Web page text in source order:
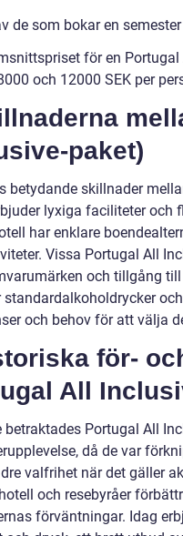
de som bokar en
för en
och 12000 SEK per
paket)
betydande skillnader
lyxiga faciliteter och
har enklare
Vissa Portugal All
och tillgång
standardalkoholdrycker
och behov för att välja
för-
All
betraktades Portugal All
då de var
valfrihet när det gäller
och resebyråer
förväntningar. Idag